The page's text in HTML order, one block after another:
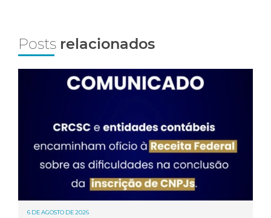
Posts relacionados
6 DE AGOSTO DE 2026